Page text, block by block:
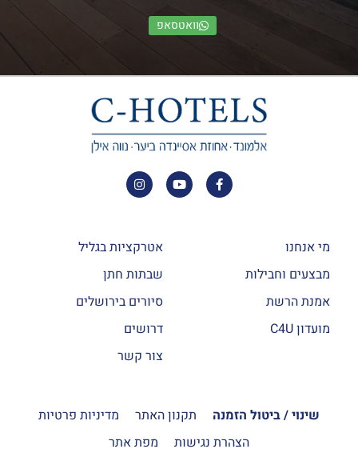
וואטסאפ
מי אנחנו
מבצעים וחבילות
אמנת הרשת
מועדון C4U
אטרקציות בגליל
שבתות חתן
סיורים בירושלים
דרושים
צור קשר
שינוי / ביטול הזמנה תקנון האתר
מדיניות פרטיות
הצהרת נגישות
מפת אתר